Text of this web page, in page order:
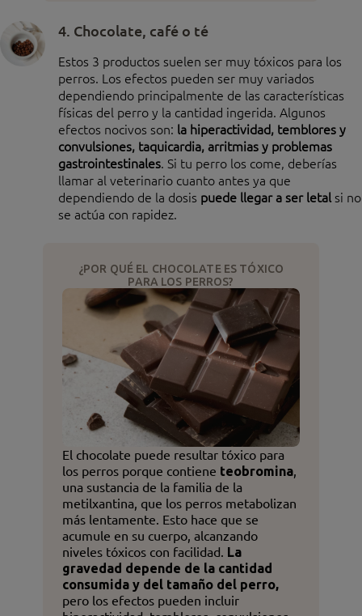
4. Chocolate, café o té
Estos 3 productos suelen ser muy tóxicos para los
perros. Los efectos pueden ser muy variados
dependiendo principalmente de las características
físicas del perro y la cantidad ingerida. Algunos
efectos nocivos son: la hiperactividad, temblores y
convulsiones, taquicardia, arritmias y problemas
gastrointestinales. Si tu perro los come, deberías
llamar al veterinario cuanto antes ya que
dependiendo de la dosis puede llegar a ser letal si no
se actúa con rapidez.
¿POR QUÉ EL CHOCOLATE ES TÓXICO
PARA LOS PERROS?
El chocolate puede resultar tóxico para
los perros porque contiene teobromina,
una sustancia de la familia de la
metilxantina, que los perros metabolizan
más lentamente. Esto hace que se
acumule en su cuerpo, alcanzando
niveles tóxicos con facilidad. La
gravedad depende de la cantidad
consumida y del tamaño del perro,
pero los efectos pueden incluir